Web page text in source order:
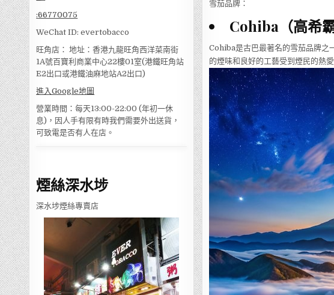
:66770075
WeChat ID: evertobacco
旺角店： 地址：香港九龍旺角西洋菜南街
1A號百寶利商業中心22樓01室(港鐵旺角站
E2出口或港鐵油麻地站A2出口)
進入Google地圖
營業時間：每天13:00-22:00 (年初一休
息)，因人手有限有時我們需要外出送貨，
可致電是否有人在店。
煙絲深水埗
深水埗煙絲專賣店
雪茄品牌：
Cohiba（高希霸
Cohiba是古巴最著名的雪茄品牌之
的煙味和良好的工藝受到煙民的熱